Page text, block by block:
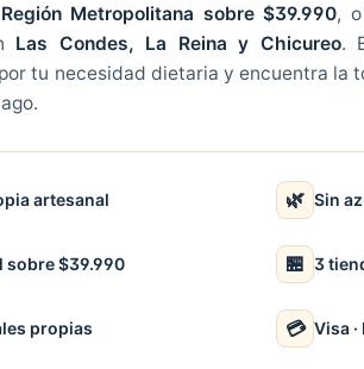
Metropolitana sobre $39.990,
Las Condes, La Reina y Chicureo.
tu necesidad dietaria y encuentra la
artesanal 🌿 Sin
sobre $39.990 🏪 3
propias 💳 Visa